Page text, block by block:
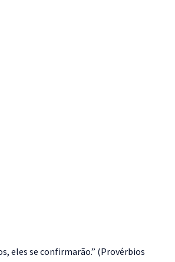
eles se confirmarão.” (Provérbios